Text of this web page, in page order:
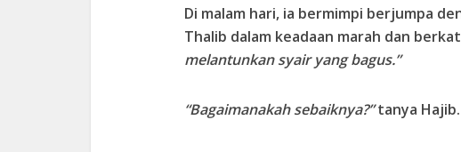
Di malam hari, ia bermimpi berjumpa
Thalib dalam keadaan marah dan
melantunkan syair yang bagus.”
“Bagaimanakah sebaiknya?”tanya Hajib.